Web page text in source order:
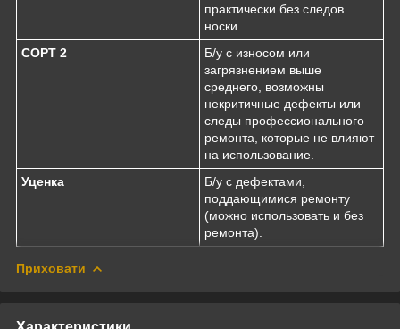
практически без следов
носки.
СОРТ 2
Б/у с износом или
загрязнением выше
среднего, возможны
некритичные дефекты или
следы профессионального
ремонта, которые не влияют
на использование.
Уценка
Б/у с дефектами,
поддающимися ремонту
(можно использовать и без
ремонта).
Приховати